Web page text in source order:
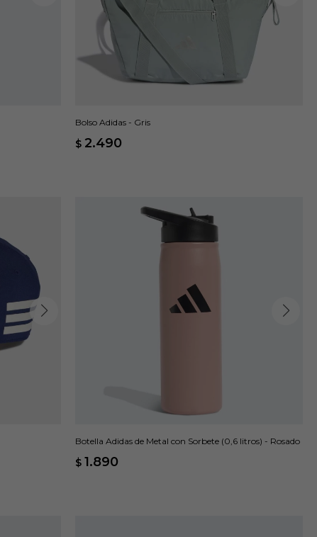
Bolso Adidas - Gris
$ 2.490
Botella Adidas de Metal con Sorbete (0,6 litros) - Rosado
$ 1.890